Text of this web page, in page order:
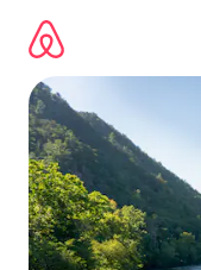
directement
contenu